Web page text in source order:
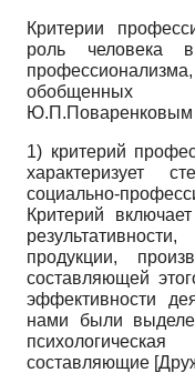
Критерии
роль человека
обобщенных
Ю.П.Поваренковым
1) критерий
характеризует
социально-
Критерий
продукции,
составляющей
эффективности
нами были
составляющие [